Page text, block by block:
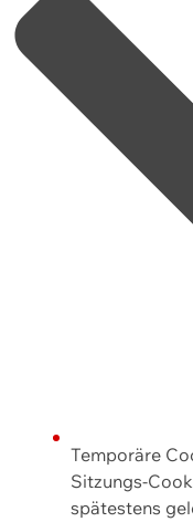
Temporäre
Sitzungs-
spätestens